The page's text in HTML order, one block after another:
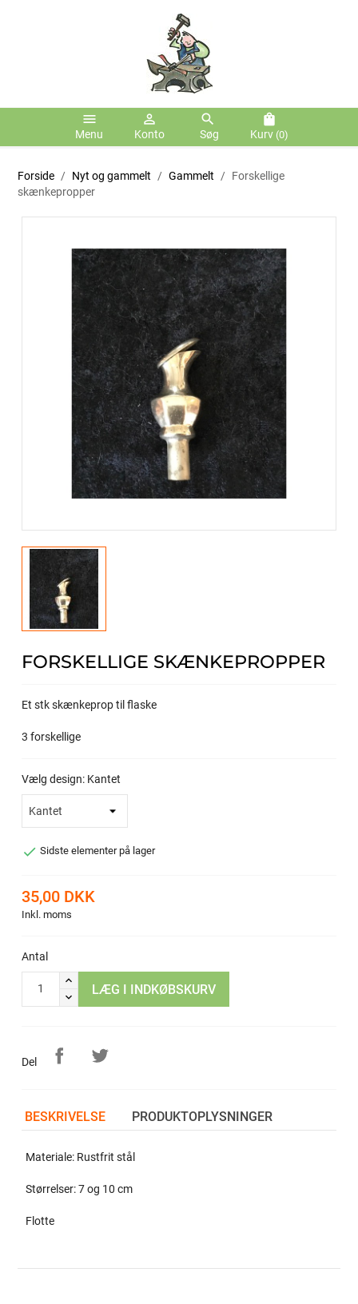
menu
Menu
person_outline
Konto
search
Søg
shopping_bag
Kurv (0)
Forside Nyt og gammelt Gammelt
Forskellige
skænkepropper
FORSKELLIGE SKÆNKEPROPPER
Et stk skænkeprop til flaske
3 forskellige
Vælg design: Kantet
 Sidste elementer på lager
35,00 DKK
Inkl. moms
Antal
LÆG I INDKØBSKURV
Del
BESKRIVELSE PRODUKTOPLYSNINGER
Materiale: Rustfrit stål
Størrelser: 7 og 10 cm
Flotte